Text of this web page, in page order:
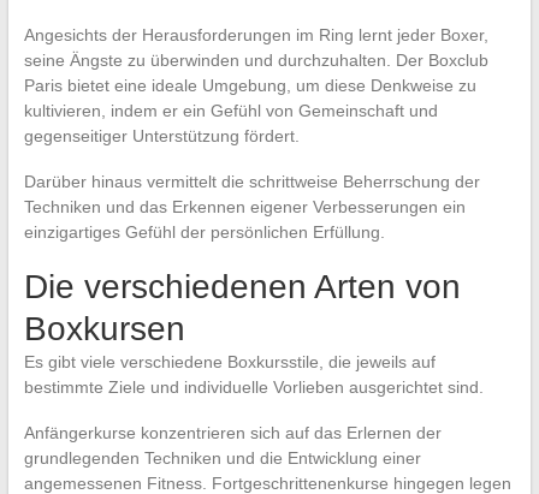
Angesichts der Herausforderungen im Ring lernt jeder Boxer,
seine Ängste zu überwinden und durchzuhalten. Der Boxclub
Paris bietet eine ideale Umgebung, um diese Denkweise zu
kultivieren, indem er ein Gefühl von Gemeinschaft und
gegenseitiger Unterstützung fördert.
Darüber hinaus vermittelt die schrittweise Beherrschung der
Techniken und das Erkennen eigener Verbesserungen ein
einzigartiges Gefühl der persönlichen Erfüllung.
Die verschiedenen Arten von
Boxkursen
Es gibt viele verschiedene Boxkursstile, die jeweils auf
bestimmte Ziele und individuelle Vorlieben ausgerichtet sind.
Anfängerkurse konzentrieren sich auf das Erlernen der
grundlegenden Techniken und die Entwicklung einer
angemessenen Fitness. Fortgeschrittenenkurse hingegen legen